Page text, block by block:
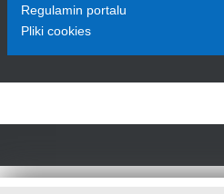
Regulamin portalu
Pliki cookies